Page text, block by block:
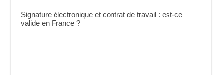
Signature électronique et contrat de travail : est-ce
valide en France ?